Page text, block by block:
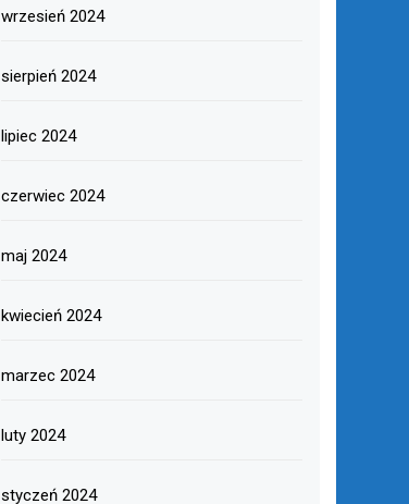
wrzesień 2024
sierpień 2024
lipiec 2024
czerwiec 2024
maj 2024
kwiecień 2024
marzec 2024
luty 2024
styczeń 2024